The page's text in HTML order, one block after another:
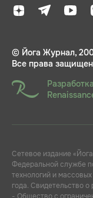
© Йога Журнал,
Все права
Сетевое издание
Федеральной службе
технологий и
года. Свидетельство
- Общество с